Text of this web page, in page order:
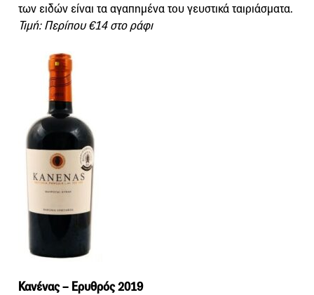
των ειδών είναι τα αγαπημένα του γευστικά ταιριάσματα.
Τιμή: Περίπου €14 στο ράφι
Κανένας – Ερυθρός 2019